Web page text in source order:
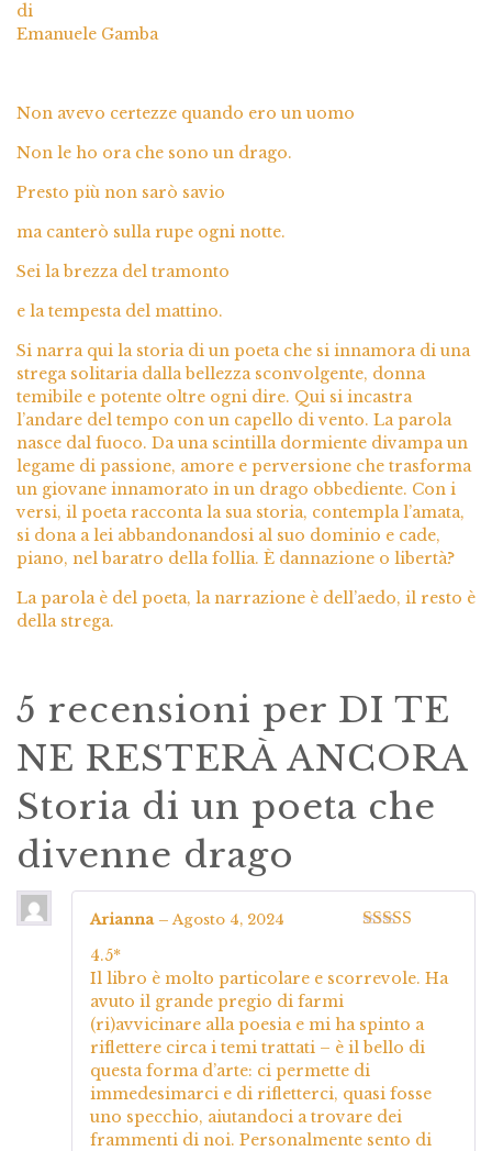
di
Emanuele Gamba
Non avevo certezze quando ero un uomo
Non le ho ora che sono un drago.
Presto più non sarò savio
ma canterò sulla rupe ogni notte.
Sei la brezza del tramonto
e la tempesta del mattino.
Si narra qui la storia di un poeta che si innamora di una
strega solitaria dalla bellezza sconvolgente, donna
temibile e potente oltre ogni dire. Qui si incastra
l’andare del tempo con un capello di vento. La parola
nasce dal fuoco. Da una scintilla dormiente divampa un
legame di passione, amore e perversione che trasforma
un giovane innamorato in un drago obbediente. Con i
versi, il poeta racconta la sua storia, contempla l’amata,
si dona a lei abbandonandosi al suo dominio e cade,
piano, nel baratro della follia. È dannazione o libertà?
La parola è del poeta, la narrazione è dell’aedo, il resto è
della strega.
5 recensioni per DI TE
NE RESTERÀ ANCORA
Storia di un poeta che
divenne drago
Arianna – Agosto 4, 2024
4.5*
Il libro è molto particolare e scorrevole. Ha
avuto il grande pregio di farmi
(ri)avvicinare alla poesia e mi ha spinto a
riflettere circa i temi trattati – è il bello di
questa forma d’arte: ci permette di
immedesimarci e di rifletterci, quasi fosse
uno specchio, aiutandoci a trovare dei
frammenti di noi. Personalmente sento di